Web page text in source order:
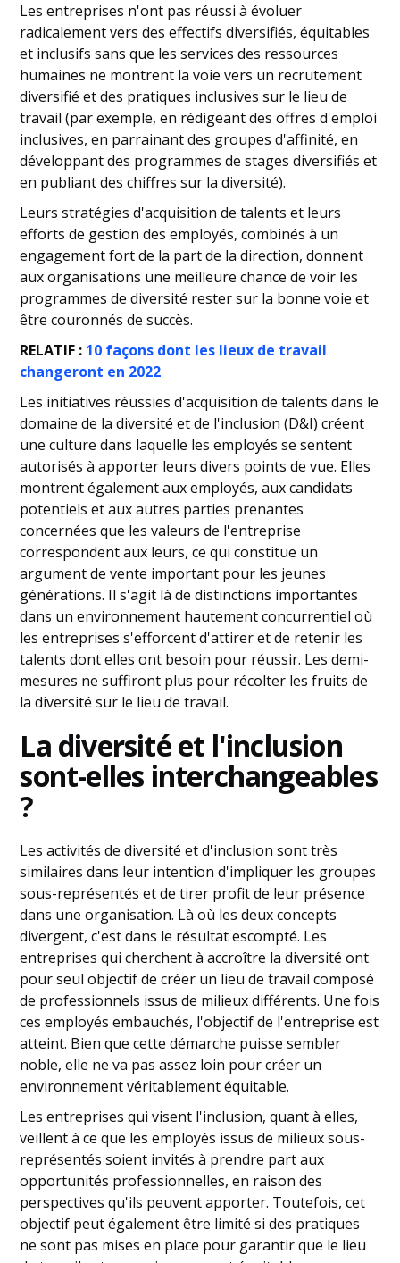
Les entreprises n'ont pas réussi à évoluer
radicalement vers des effectifs diversifiés, équitables
et inclusifs sans que les services des ressources
humaines ne montrent la voie vers un recrutement
diversifié et des pratiques inclusives sur le lieu de
travail (par exemple, en rédigeant des offres d'emploi
inclusives, en parrainant des groupes d'affinité, en
développant des programmes de stages diversifiés et
en publiant des chiffres sur la diversité).
Leurs stratégies d'acquisition de talents et leurs
efforts de gestion des employés, combinés à un
engagement fort de la part de la direction, donnent
aux organisations une meilleure chance de voir les
programmes de diversité rester sur la bonne voie et
être couronnés de succès.
RELATIF : 10 façons dont les lieux de travail
changeront en 2022
Les initiatives réussies d'acquisition de talents dans le
domaine de la diversité et de l'inclusion (D&I) créent
une culture dans laquelle les employés se sentent
autorisés à apporter leurs divers points de vue. Elles
montrent également aux employés, aux candidats
potentiels et aux autres parties prenantes
concernées que les valeurs de l'entreprise
correspondent aux leurs, ce qui constitue un
argument de vente important pour les jeunes
générations. Il s'agit là de distinctions importantes
dans un environnement hautement concurrentiel où
les entreprises s'efforcent d'attirer et de retenir les
talents dont elles ont besoin pour réussir. Les demi-
mesures ne suffiront plus pour récolter les fruits de
la diversité sur le lieu de travail.
La diversité et l'inclusion
sont-elles interchangeables
?
Les activités de diversité et d'inclusion sont très
similaires dans leur intention d'impliquer les groupes
sous-représentés et de tirer profit de leur présence
dans une organisation. Là où les deux concepts
divergent, c'est dans le résultat escompté. Les
entreprises qui cherchent à accroître la diversité ont
pour seul objectif de créer un lieu de travail composé
de professionnels issus de milieux différents. Une fois
ces employés embauchés, l'objectif de l'entreprise est
atteint. Bien que cette démarche puisse sembler
noble, elle ne va pas assez loin pour créer un
environnement véritablement équitable.
Les entreprises qui visent l'inclusion, quant à elles,
veillent à ce que les employés issus de milieux sous-
représentés soient invités à prendre part aux
opportunités professionnelles, en raison des
perspectives qu'ils peuvent apporter. Toutefois, cet
objectif peut également être limité si des pratiques
ne sont pas mises en place pour garantir que le lieu